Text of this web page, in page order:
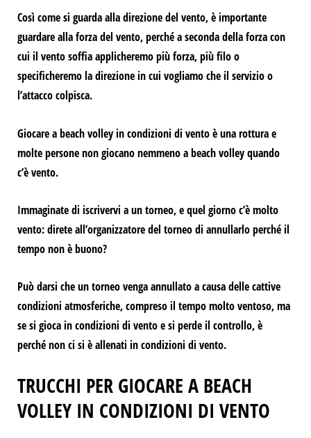
Così come si guarda alla direzione del vento, è importante
guardare alla forza del vento, perché a seconda della forza con
cui il vento soffiaapplicheremo più forza, più filo o
specificheremo la direzione in cui vogliamo che il servizio o
l’attacco colpisca.
Giocare a beach volley in condizioni di vento è una rottura e
molte persone non giocano nemmeno a beach volley quando
c’è vento.
Immaginate di iscrivervi a un torneo, e quel giorno c’è molto
vento: direte all’organizzatore del torneo di annullarlo perché il
tempo non è buono?
Può darsi che un torneo venga annullato a causa delle cattive
condizioni atmosferiche, compreso il tempo molto ventoso, ma
se si gioca in condizioni di vento e si perde il controllo, è
perché non ci si è allenati in condizioni di vento.
TRUCCHI PER GIOCARE A BEACH
VOLLEY IN CONDIZIONI DI VENTO